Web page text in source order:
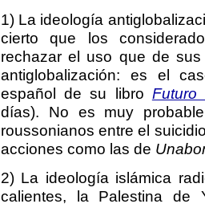
1) La ideología
cierto que los
rechazar el uso que de
antiglobalización: es el
español de su libro Futuro
días). No es muy
roussonianos entre el
acciones como las de
2) La ideología islámica
calientes, la Palestina de